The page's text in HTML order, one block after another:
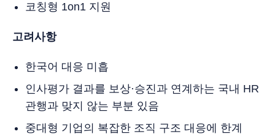
코칭형 1on1 지원
고려사항
한국어 대응 미흡
인사평가 결과를 보상·승진과 연계하는 국내 HR
관행과 맞지 않는 부분 있음
중대형 기업의 복잡한 조직 구조 대응에 한계